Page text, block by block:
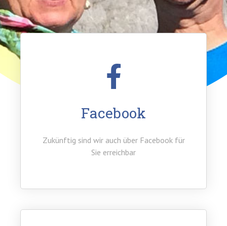
Facebook
Zukünftig sind wir auch über Facebook für
Sie erreichbar